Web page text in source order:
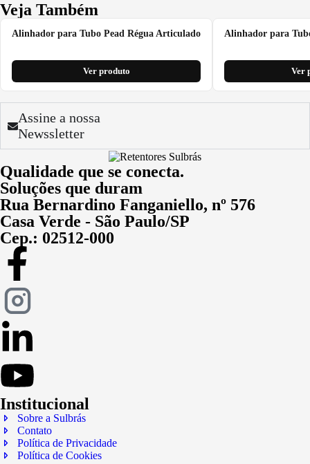
Veja Também
Alinhador para Tubo Pead Régua Articulado
Ver produto
Alinhador para
Ver
Assine a nossa
Newssletter
Qualidade que se conecta.
Soluções que duram
Rua Bernardino Fanganiello, nº 576
Casa Verde - São Paulo/SP
Cep.: 02512-000
Institucional
Sobre a Sulbrás
Contato
Política de Privacidade
Política de Cookies